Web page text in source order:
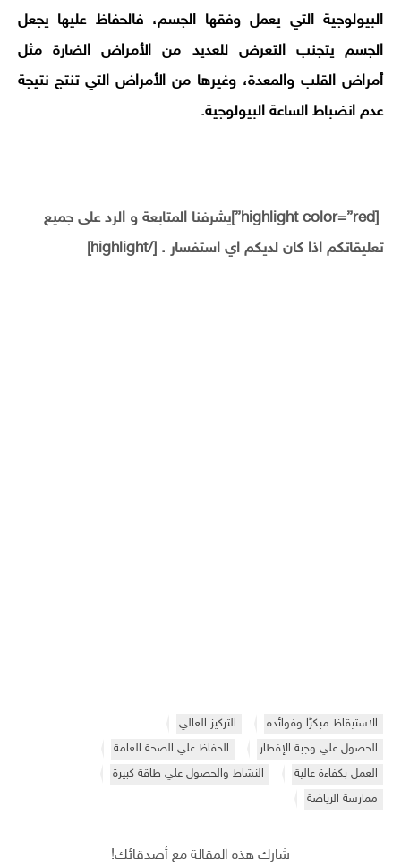
البيولوجية التي يعمل وفقها الجسم، فالحفاظ عليها يجعل
الجسم يتجنب التعرض للعديد من الأمراض الضارة مثل
أمراض القلب والمعدة، وغيرها من الأمراض التي تنتج نتيجة
عدم انضباط الساعة البيولوجية.
[highlight color=”red”]يشرفنا المتابعة و الرد على جميع
تعليقاتكم اذا كان لديكم اي استفسار . [/highlight]
الاستيقاظ مبكرًا وفوائده
التركيز العالي
الحصول علي وجبة الإفطار
الحفاظ علي الصحة العامة
العمل بكفاءة عالية
النشاط والحصول علي طاقة كبيرة
ممارسة الرياضة
شارك هذه المقالة مع أصدقائك!